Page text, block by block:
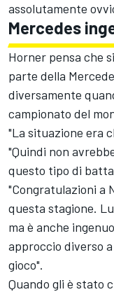
assolutamente
Mercedes
Horner pensa che
parte della
diversamente
campionato del
"La situazione era
"Quindi non
questo tipo di
"Congratulazioni a
questa stagione.
ma è anche
approccio diverso
gioco".
Quando gli è stato